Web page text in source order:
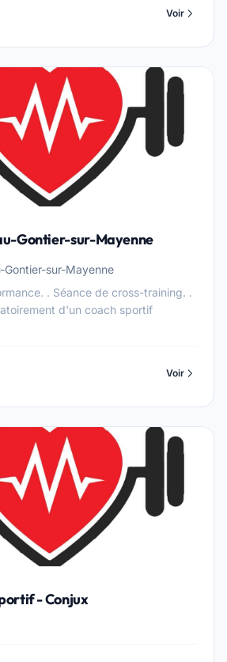
Voir
Gontier-sur-Mayenne
Gontier-sur-Mayenne
. Séance de cross-training. .
d'un coach sportif
Voir
- Conjux